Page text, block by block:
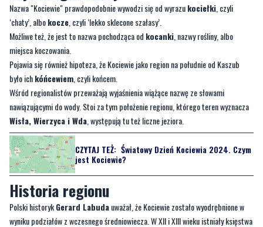
miejsca koczowania.
Pojawia się również hipoteza, że Kociewie jako region na południe od Kaszub
było ichkóńcewiem, czyli końcem.
Wśród regionalistów przeważają wyjaśnienia wiążące nazwę ze słowami
nawiązującymi do wody. Stoi za tym położenie regionu, którego teren wyznacza
Wisła, Wierzyca i Wda, występują tu też liczne jeziora.
CZYTAJ TEŻ: Światowy Dzień Kociewia 2024. Czym
jest Kociewie?
Historia regionu
Polski historykGerard Labudauważał, że Kociewie zostało wyodrębnione w
wyniku podziałów z wczesnego średniowiecza. W XII i XIII wieku istniały księstwa
świeckie oraz lubiszewskie (tczewskie). Może być to przykład odrębności tego
obszaru względem reszty Pomorza Gdańskiego.
Niełatwo jest ustalić historyczne granice Kociewia.